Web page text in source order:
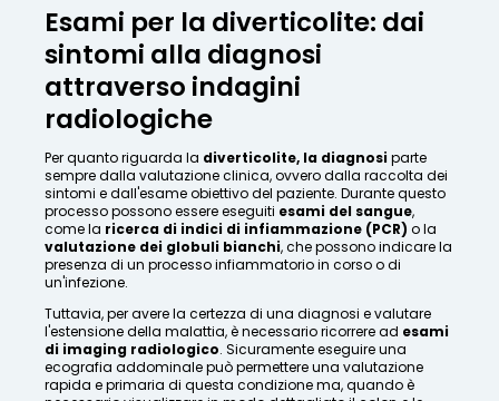
Esami per la diverticolite: dai
sintomi alla diagnosi
attraverso indagini
radiologiche
Per quanto riguarda la diverticolite, la diagnosiparte
sempre dalla valutazione clinica, ovvero dalla raccolta dei
sintomi e dall'esame obiettivo del paziente. Durante questo
processo possono essere eseguiti esami del sangue,
come la ricerca di indici di infiammazione (PCR) o la
valutazione dei globuli bianchi, che possono indicare la
presenza di un processo infiammatorio in corso o di
un'infezione.
Tuttavia, per avere la certezza di una diagnosi e valutare
l'estensione della malattia, è necessario ricorrere ad esami
di imaging radiologico. Sicuramente eseguire una
ecografia addominale può permettere una valutazione
rapida e primaria di questa condizione ma, quando è